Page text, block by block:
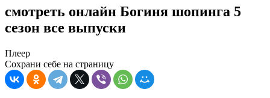
смотреть онлайн Богиня шопинга 5
сезон все выпуски
Плеер
Сохрани себе на страницу